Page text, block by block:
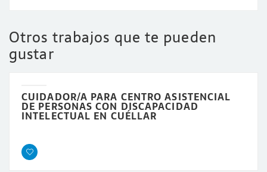
Otros trabajos que te pueden
gustar
CUIDADOR/A PARA CENTRO ASISTENCIAL
DE PERSONAS CON DISCAPACIDAD
INTELECTUAL EN CUÉLLAR